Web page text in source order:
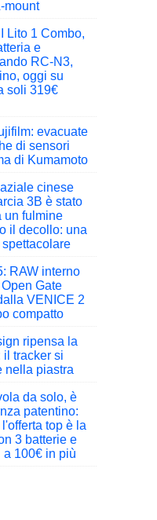
mount
Lito 1 Combo,
e
RC-N3,
oggi su
soli 319€
evacuate
di sensori
di Kumamoto
cinese
3B è stato
un fulmine
il decollo: una
RAW interno
Gate
VENICE 2
compatto
ripensa la
il tracker si
nella piastra
da solo, è
patentino:
top è la
3 batterie e
a 100€ in più